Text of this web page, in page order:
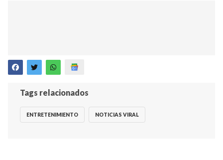
Tags relacionados
ENTRETENIMIENTO NOTICIAS VIRAL